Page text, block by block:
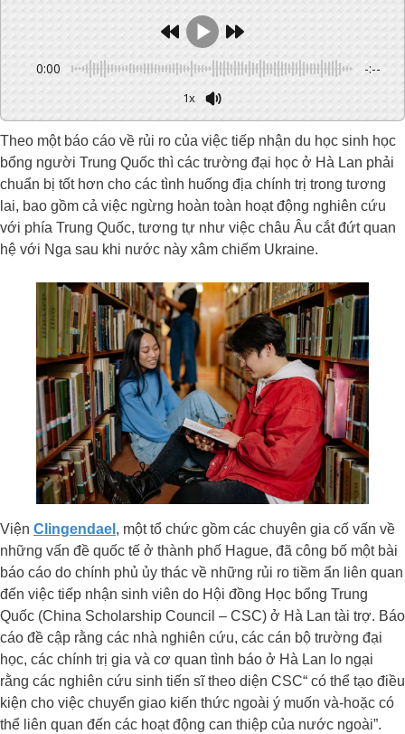
0:00 -:--
1x
Theo một báo cáo về rủi ro của việc tiếp nhận du học sinh học
bổng người Trung Quốc thì các trường đại học ở Hà Lan phải
chuẩn bị tốt hơn cho các tình huống địa chính trị trong tương
lai, bao gồm cả việc ngừng hoàn toàn hoạt động nghiên cứu
với phía Trung Quốc, tương tự như việc châu Âu cắt đứt quan
hệ với Nga sau khi nước này xâm chiếm Ukraine.
Viện Clingendael , một tổ chức gồm các chuyên gia cố vấn về
những vấn đề quốc tế ở thành phố Hague, đã công bố một bài
báo cáo do chính phủ ủy thác về những rủi ro tiềm ẩn liên quan
đến việc tiếp nhận sinh viên do Hội đồng Học bổng Trung
Quốc (China Scholarship Council – CSC) ở Hà Lan tài trợ. Báo
cáo đề cập rằng các nhà nghiên cứu, các cán bộ trường đại
học, các chính trị gia và cơ quan tình báo ở Hà Lan lo ngại
rằng các nghiên cứu sinh tiến sĩ theo diện CSC“ có thể tạo điều
kiện cho việc chuyển giao kiến thức ngoài ý muốn và-hoặc có
thể liên quan đến các hoạt động can thiệp của nước ngoài”.